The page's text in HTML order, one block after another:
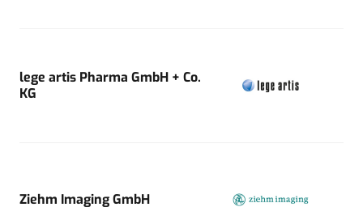
lege artis Pharma GmbH + Co.
KG
Ziehm Imaging GmbH